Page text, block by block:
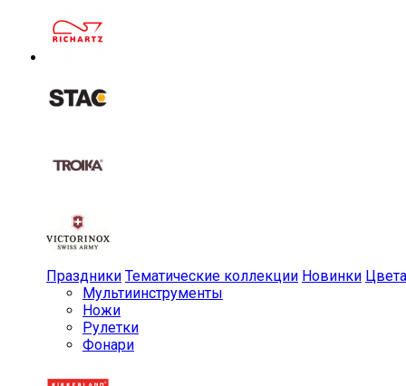
Праздники Тематические коллекции Новинки Цвета
Мульти­инструменты
Ножи
Рулетки
Фонари